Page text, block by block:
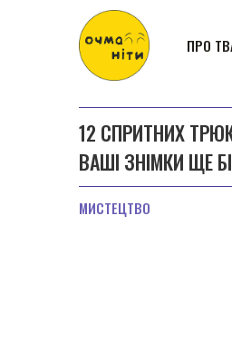
ПРО
12 СПРИТНИХ
ВАШІ ЗНІМКИ ЩЕ
МИСТЕЦТВО